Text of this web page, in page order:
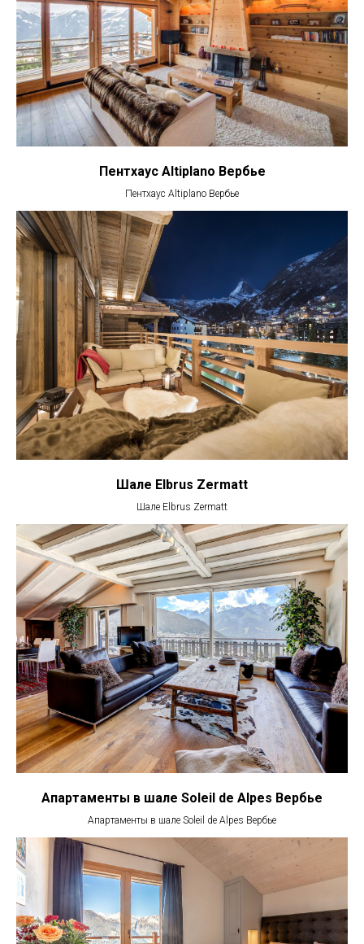
Пентхаус Altiplano Вербье
Пентхаус Altiplano Вербье
Шале Elbrus Zermatt
Шале Elbrus Zermatt
Апартаменты в шале Soleil de Alpes Вербье
Апартаменты в шале Soleil de Alpes Вербье